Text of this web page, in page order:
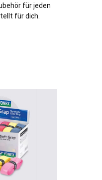
für jeden
für dich.